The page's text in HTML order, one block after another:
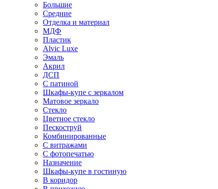
Большие
Средние
Отделка и материал
МДФ
Пластик
Alvic Luxe
Эмаль
Акрил
ДСП
С патиной
Шкафы-купе с зеркалом
Матовое зеркало
Стекло
Цветное стекло
Пескоструй
Комбинированные
С витражами
С фотопечатью
Назначение
Шкафы-купе в гостиную
В коридор